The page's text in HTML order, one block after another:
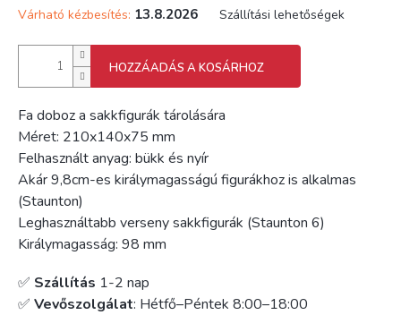
Várható kézbesítés: 13.8.2026 Szállítási lehetőségek
HOZZÁADÁS A KOSÁRHOZ
Fa doboz a sakkfigurák tárolására
Méret: 210x140x75 mm
Felhasznált anyag: bükk és nyír
Akár 9,8cm-es királymagasságú figurákhoz is alkalmas
(Staunton)
Leghasználtabb verseny sakkfigurák (Staunton 6)
Királymagasság: 98 mm
✅ Szállítás 1-2 nap
✅ Vevőszolgálat: Hétfő–Péntek 8:00–18:00